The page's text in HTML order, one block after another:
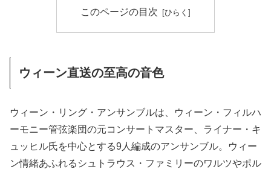
このページの目次
ウィーン直送の至高の音色
ウィーン・リング・アンサンブルは、ウィーン・フィルハ
ーモニー管弦楽団の元コンサートマスター、ライナー・キ
ュッヒル氏を中心とする9人編成のアンサンブル。ウィー
ン情緒あふれるシュトラウス・ファミリーのワルツやポル